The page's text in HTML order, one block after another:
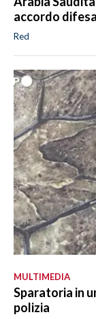
accordo
Red
MULTIMEDIA
Sparatoria in
polizia